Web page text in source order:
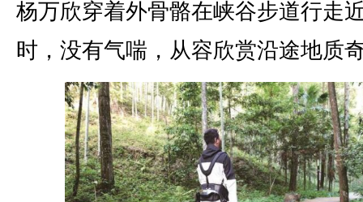
杨万欣穿着外骨骼在峡谷步道行走
时，没有气喘，从容欣赏沿途地质